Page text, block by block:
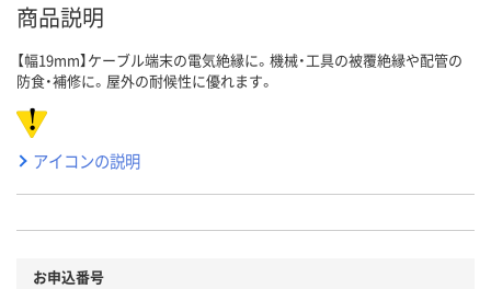
商品説明
【幅19mm】ケーブル端末の電気絶縁に。機械・工具の被覆絶縁や配管の
防食・補修に。屋外の耐候性に優れます。
アイコンの説明
お申込番号